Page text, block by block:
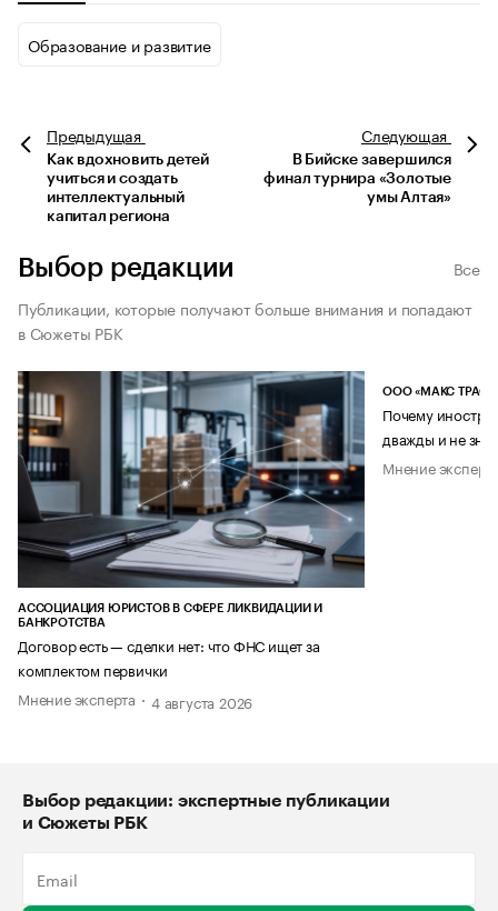
Образование и развитие
Предыдущая
Как вдохновить детей
учиться и создать
интеллектуальный
капитал региона
Следующая
В Бийске завершился
финал турнира «Золотые
умы Алтая»
Выбор редакции
Все
Публикации, которые получают больше внимания и попадают
в Сюжеты РБК
АССОЦИАЦИЯ ЮРИСТОВ В СФЕРЕ ЛИКВИДАЦИИ И
БАНКРОТСТВА
Договор есть — сделки нет: что ФНС ищет за
комплектом первички
Мнение эксперта
4 августа 2026
ООО «МАКС ТРАСТ»
Почему
дважды и не
Мнение
Выбор редакции: экспертные публикации
и Сюжеты РБК